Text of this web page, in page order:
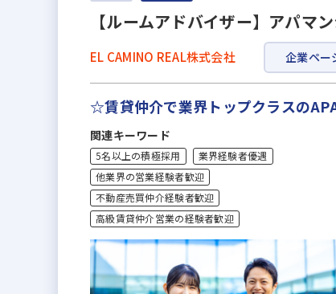
【ルームアドバイザー】アパマ
EL CAMINO REAL株式会社 企業ペー
☆賃貸仲介で業界トップクラスの
関連キーワード
5名以上の積極採用
業界経験者優遇
他業界の営業経験者歓迎
不動産売買仲介経験者歓迎
高級賃貸仲介営業の経験者歓迎